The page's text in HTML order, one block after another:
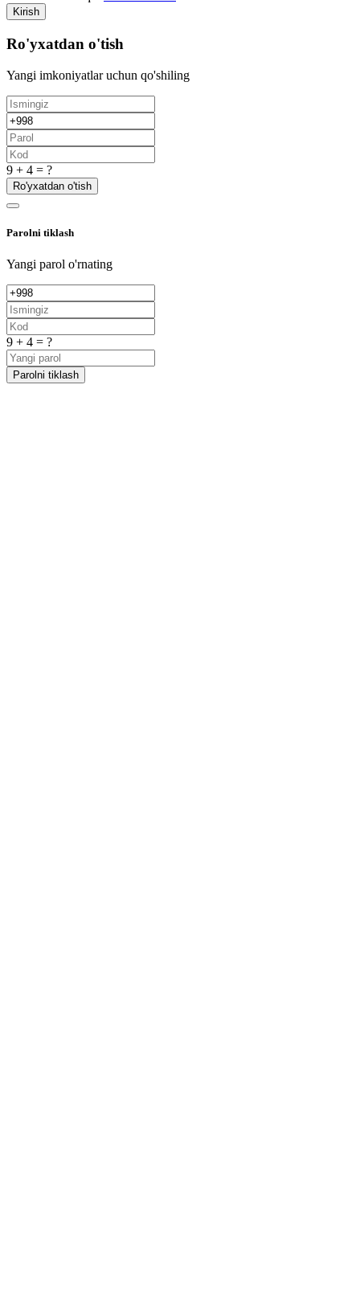
Kirish
Ro'yxatdan o'tish
Yangi imkoniyatlar uchun qo'shiling
9 + 4 = ?
Ro'yxatdan o'tish
Parolni tiklash
Yangi parol o'rnating
9 + 4 = ?
Parolni tiklash